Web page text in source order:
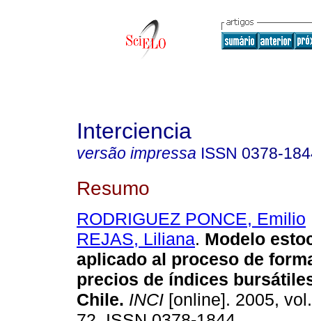
Interciencia
versão impressa ISSN 0378-
Resumo
RODRIGUEZ PONCE, Emilio
REJAS, Liliana. Modelo
aplicado al proceso de
precios de índices
Chile. INCI [online]. 2005,